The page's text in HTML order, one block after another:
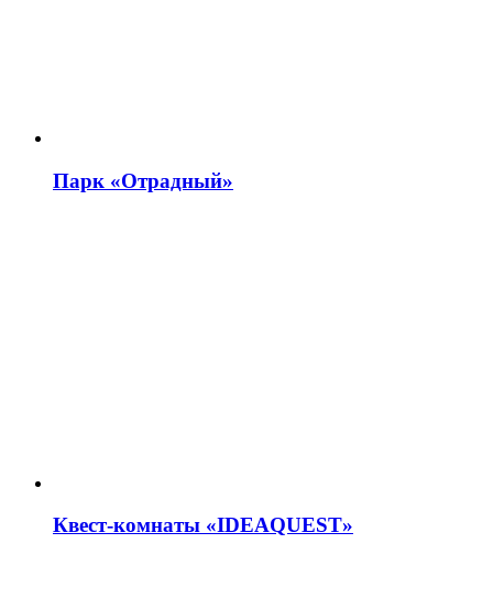
Парк «Отрадный»
Квест-комнаты «IDEAQUEST»